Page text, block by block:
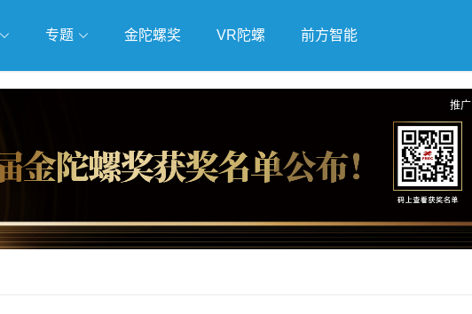
专题
武侠游戏 独立游戏 云游戏
金陀螺奖 VR陀螺 前方智能
推广